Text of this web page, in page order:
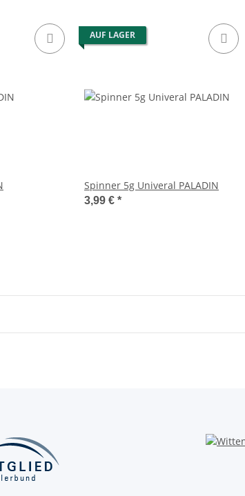
AUF LAGER
Spinner 5g Univeral PALADIN
3,99 € *